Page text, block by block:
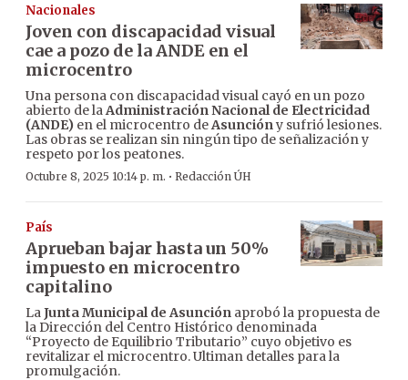
Nacionales
Joven con discapacidad visual
cae a pozo de la ANDE en el
microcentro
Una persona con discapacidad visual cayó en un pozo
abierto de laAdministración Nacional de Electricidad
(ANDE) en el microcentro deAsuncióny sufrió lesiones.
Las obras se realizan sin ningún tipo de señalización y
respeto por los peatones.
Octubre 8, 2025 10:14 p. m. · Redacción ÚH
País
Aprueban bajar hasta un 50%
impuesto en microcentro
capitalino
LaJunta Municipal de Asunción aprobó la propuesta de
la Dirección del Centro Histórico denominada
“Proyecto de Equilibrio Tributario” cuyo objetivo es
revitalizar el microcentro. Ultiman detalles para la
promulgación.